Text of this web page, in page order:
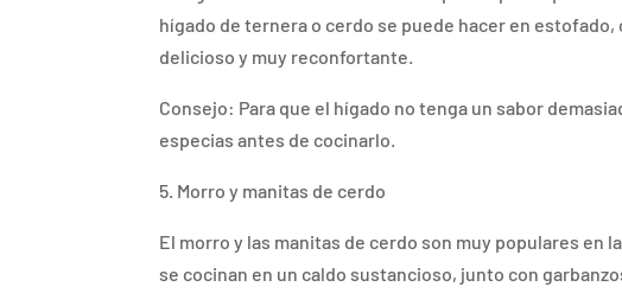
hígado de ternera o cerdo se puede hacer en
delicioso y muy reconfortante.
Consejo: Para que el hígado no tenga un sabor
especias antes de cocinarlo.
5. Morro y manitas de cerdo
El morro y las manitas de cerdo son muy populares en
se cocinan en un caldo sustancioso, junto con